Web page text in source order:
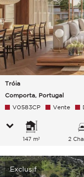
Tróia
Comporta, Portugal
V0583CP Vente
147 m² 2
Exclusif